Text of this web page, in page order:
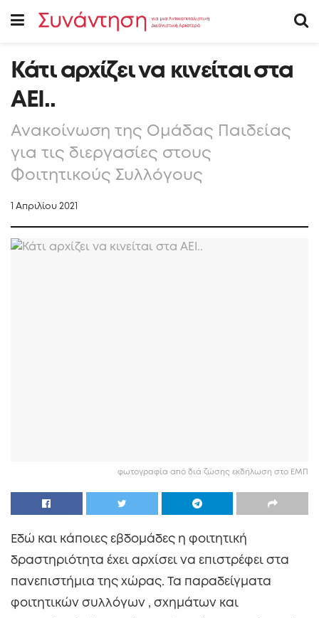
Κάτι αρχίζει να κινείται στα
ΑΕΙ..
Ανακοίνωση της Ομάδας Παιδείας
για τις διεργασίες στους
Φοιτητικούς Συλλόγους
1 Απριλίου 2021
φωτογραφία από διά ζώσης εκδήλωση στο ΕΜΠ
Εδώ και κάποιες εβδομάδες η φοιτητική
δραστηριότητα έχει αρχίσει να επιστρέφει στα
πανεπιστήμια της χώρας. Τα παραδείγματα
φοιτητικών συλλόγων , σχημάτων και